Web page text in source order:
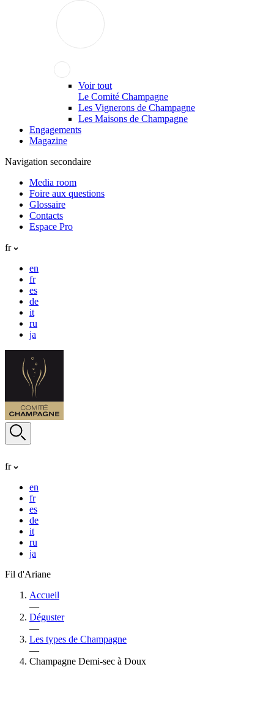
Voir tout
Le Comité Champagne
Les Vignerons de Champagne
Les Maisons de Champagne
Engagements
Magazine
Navigation secondaire
Media room
Foire aux questions
Glossaire
Contacts
Espace Pro
fr
en
fr
es
de
it
ru
ja
fr
en
fr
es
de
it
ru
ja
Fil d'Ariane
Accueil
—
Déguster
—
Les types de Champagne
—
Champagne Demi-sec à Doux